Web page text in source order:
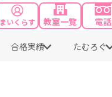
まいくらす 教室一覧 電話
合格実績 たむろぐ